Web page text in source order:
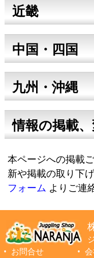
近畿
中国・四国
九州・沖縄
情報の掲載
本ページへの掲載
新や掲載の取り下
フォーム よりご連
お問合せ